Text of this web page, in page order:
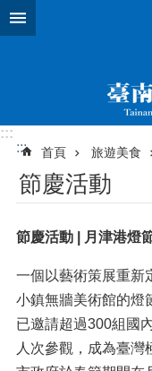
跳到主要內容區塊
:::
:::
首頁 旅遊美食
節慶活動
節慶活動 月津港燈
一個以藝術策展重新
小鎮無牆美術館的燈
已邀請超過300組國
人次參觀，成為臺